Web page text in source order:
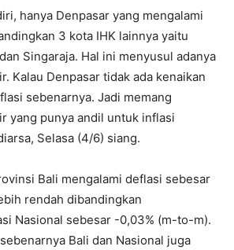
hanya Denpasar yang mengalami
3 kota IHK lainnya yaitu
Singaraja. Hal ini menyusul adanya
Kalau Denpasar tidak ada kenaikan
sebenarnya. Jadi memang
yang punya andil untuk inflasi
Selasa (4/6) siang.
Bali mengalami deflasi sebesar
rendah dibandingkan
Nasional sebesar -0,03% (m-to-m).
Bali dan Nasional juga